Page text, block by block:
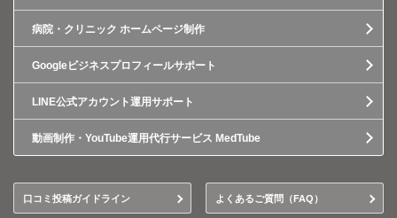
病院・クリニック ホームページ制作
Googleビジネスプロフィールサポート
LINE公式アカウント運用サポート
動画制作・YouTube運用代行サービス MedTube
口コミ投稿ガイドライン よくあるご質問（FAQ）